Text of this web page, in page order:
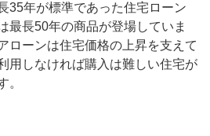
35年が標準であった住宅ローン
最長50年の商品が登場していま
ローンは住宅価格の上昇を支えて
用しなければ購入は難しい住宅が
。